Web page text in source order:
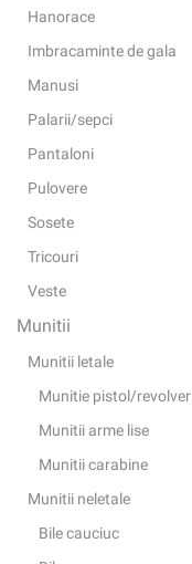
Hanorace
Imbracaminte de gala
Manusi
Palarii/sepci
Pantaloni
Pulovere
Sosete
Tricouri
Veste
Munitii
Munitii letale
Munitie pistol/revolver
Munitii arme lise
Munitii carabine
Munitii neletale
Bile cauciuc